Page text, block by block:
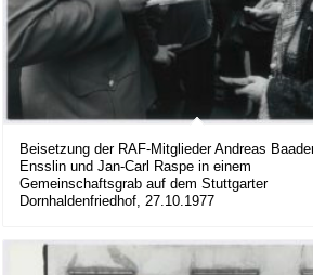
Beisetzung der RAF-Mitglieder Andreas
Ensslin und Jan-Carl Raspe in einem
Gemeinschaftsgrab auf dem Stuttgarter
Dornhaldenfriedhof, 27.10.1977